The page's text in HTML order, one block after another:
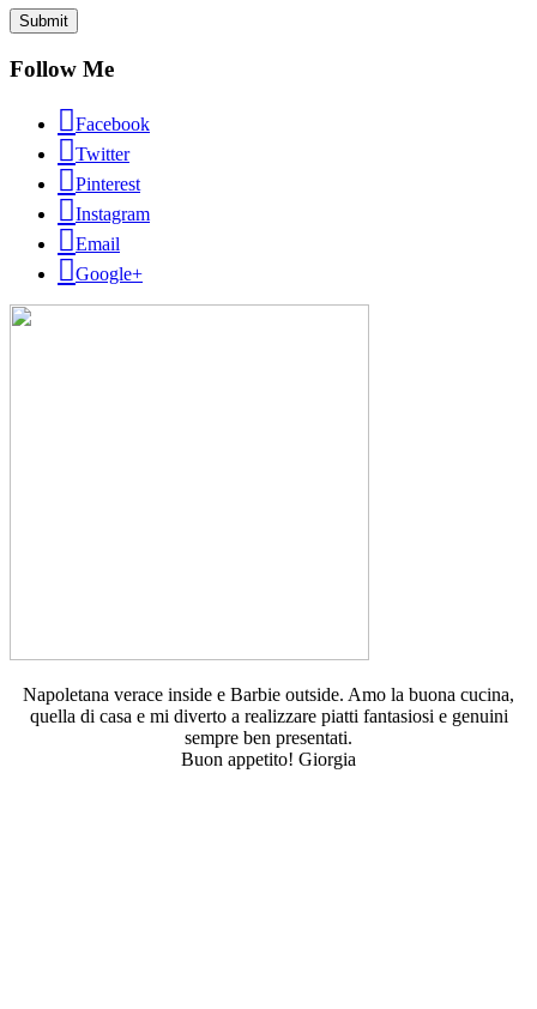
Follow Me
Facebook
Twitter
Pinterest
Instagram
Email
Google+
Napoletana verace inside e Barbie outside. Amo la buona cucina,
quella di casa e mi diverto a realizzare piatti fantasiosi e genuini
sempre ben presentati.
Buon appetito! Giorgia